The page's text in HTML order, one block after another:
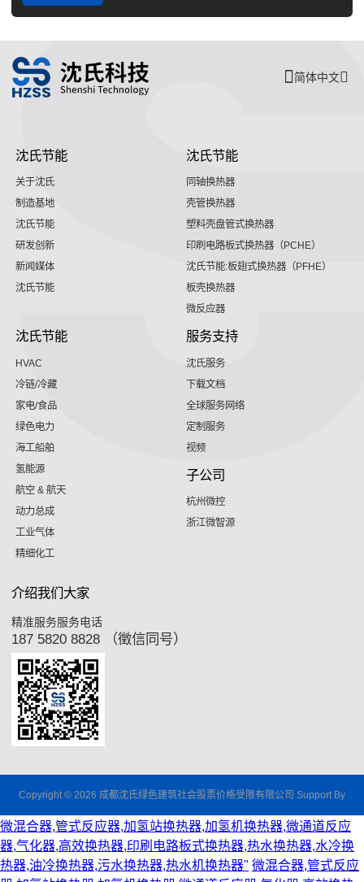
简体中文
沈氏节能
关于沈氏
制造基地
沈氏节能
研发创新
新闻媒体
沈氏节能
沈氏节能
同轴换热器
壳管换热器
塑料壳盘管式换热器
印刷电路板式换热器（PCHE）
沈氏节能:板翅式换热器（PFHE）
板壳换热器
微反应器
沈氏节能
HVAC
冷链/冷藏
家电/食品
绿色电力
海工船舶
氢能源
航空 & 航天
动力总成
工业气体
精细化工
服务支持
沈氏服务
下载文档
全球服务网络
定制服务
视频
子公司
杭州微控
浙江微智源
介绍我们大家
精准服务服务电话
187 5820 8828 （徵信同号）
Copyright © 2026 成都沈氏绿色建筑社会股票价格受限有限公司 Support By
微混合器,管式反应器,加氢站换热器,加氢机换热器,微通道反应
器,气化器,高效换热器,印刷电路板式换热器,热水换热器,水冷换
热器,油冷换热器,污水换热器,热水机换热器" 微混合器,管式反应